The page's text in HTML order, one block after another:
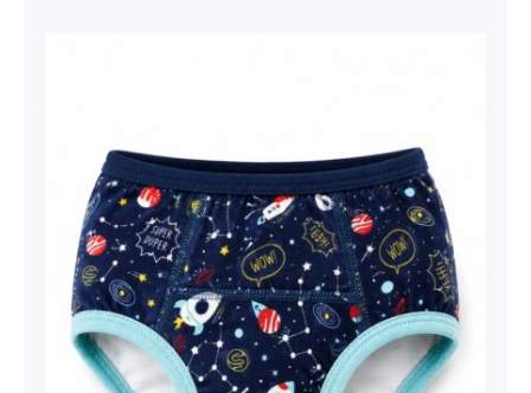
Dečije muške gaćice teget svemir
rakete print 100% pamuk | Bear
Underwear